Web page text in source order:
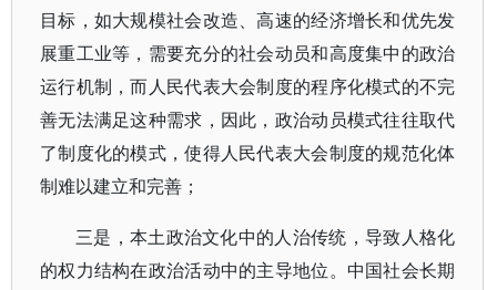
目标，如大规模社会改造、高速的经济增长和优先发
展重工业等，需要充分的社会动员和高度集中的政治
运行机制，而人民代表大会制度的程序化模式的不完
善无法满足这种需求，因此，政治动员模式往往取代
了制度化的模式，使得人民代表大会制度的规范化体
制难以建立和完善；
三是，本土政治文化中的人治传统，导致人格化
的权力结构在政治活动中的主导地位。中国社会长期